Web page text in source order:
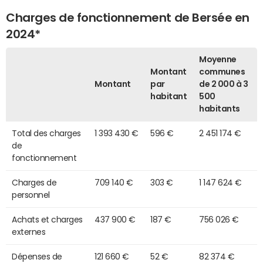
Charges de fonctionnement de Bersée en
2024*
Montant
Montant
par
habitant
Moyenne
communes
de 2 000 à 3
500
habitants
Total des charges
de
fonctionnement
1 393 430 € 596 € 2 451 174 €
Charges de
personnel
709 140 € 303 € 1 147 624 €
Achats et charges
externes
437 900 € 187 € 756 026 €
Dépenses de 121 660 € 52 € 82 374 €